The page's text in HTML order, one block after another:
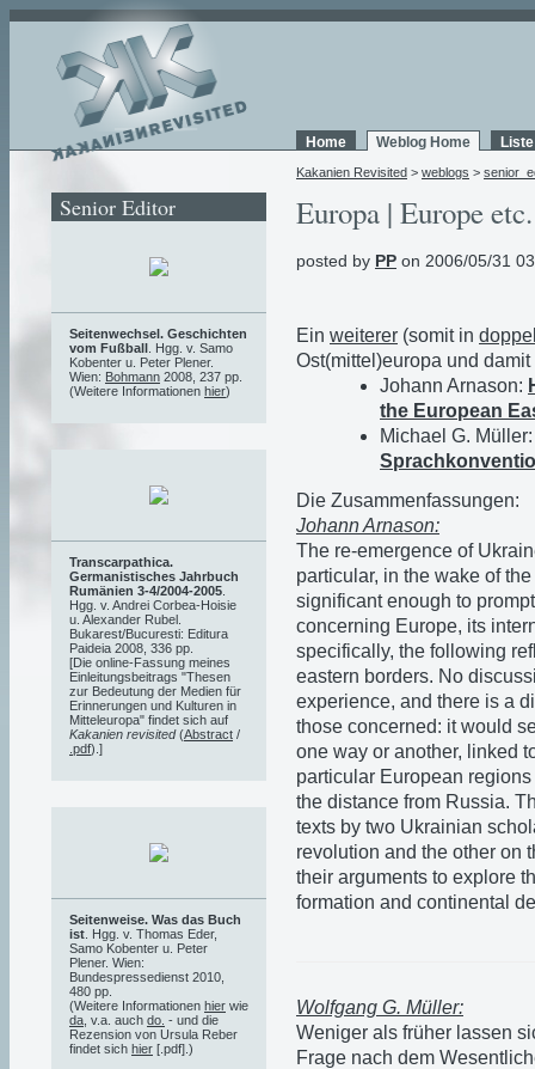
Home Weblog Home
Kakanien Revisited > weblogs >
Europa | Europe
posted by PP on 2006/05/31
Ein weiterer (somit in
Ost(mittel)europa und
Johann Arnason:
the European
Michael G.
Die Zusammenfassungen:
Johann Arnason:
The re-emergence of
particular, in the wake of
significant enough to
concerning Europe, its
specifically, the following
eastern borders. No
experience, and there is a
those concerned: it would
one way or another, linked
particular European
the distance from Russia.
texts by two Ukrainian
revolution and the other on
their arguments to explore
formation and continental
Wolfgang G. Müller:
Weniger als früher lassen
Frage nach dem
Senior Editor
Seitenwechsel. Geschichten
vom Fußball . Hgg. v. Samo
Kobenter u. Peter Plener.
Wien: Bohmann 2008, 237 pp.
(Weitere Informationen hier)
Transcarpathica.
Germanistisches Jahrbuch
Rumänien 3-4/2004-2005
Hgg. v. Andrei Corbea-Hoisie
u. Alexander Rubel.
Bukarest/Bucuresti: Editura
Paideia 2008, 336 pp.
[Die online-Fassung meines
Einleitungsbeitrags "Thesen
zur Bedeutung der Medien für
Erinnerungen und Kulturen in
Mitteleuropa" findet sich auf
Kakanien revisited(Abstract /
.pdf).]
Seitenweise. Was das Buch
ist . Hgg. v. Thomas Eder,
Samo Kobenter u. Peter
Plener. Wien:
Bundespressedienst 2010,
480 pp.
(Weitere Informationen hier wie
da , v.a. auch do. - und die
Rezension von Ursula Reber
findet sich hier [.pdf].)